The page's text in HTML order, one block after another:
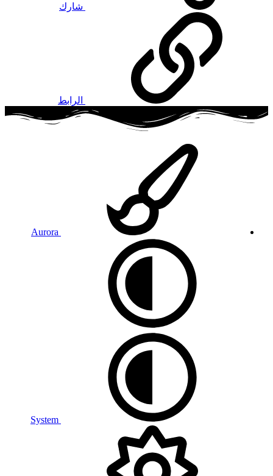
شارك
الرابط